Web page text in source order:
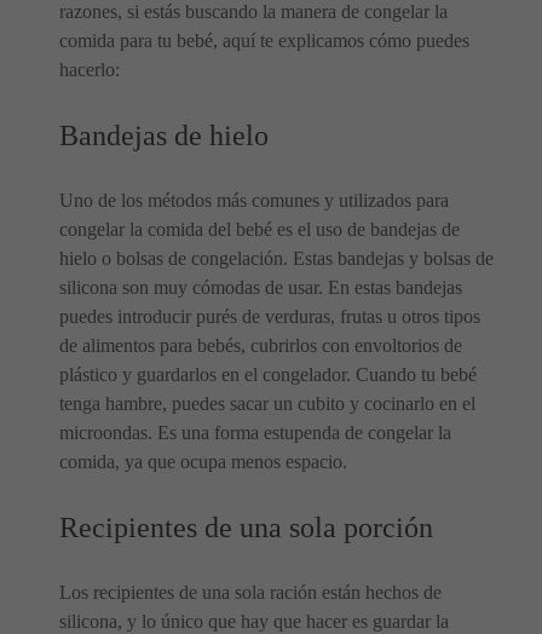
razones, si estás buscando la manera de congelar la
comida para tu bebé, aquí te explicamos cómo puedes
hacerlo:
Bandejas de hielo
Uno de los métodos más comunes y utilizados para
congelar la comida del bebé es el uso de bandejas de
hielo o bolsas de congelación. Estas bandejas y bolsas de
silicona son muy cómodas de usar. En estas bandejas
puedes introducir purés de verduras, frutas u otros tipos
de alimentos para bebés, cubrirlos con envoltorios de
plástico y guardarlos en el congelador. Cuando tu bebé
tenga hambre, puedes sacar un cubito y cocinarlo en el
microondas. Es una forma estupenda de congelar la
comida, ya que ocupa menos espacio.
Recipientes de una sola porción
Los recipientes de una sola ración están hechos de
silicona, y lo único que hay que hacer es guardar la